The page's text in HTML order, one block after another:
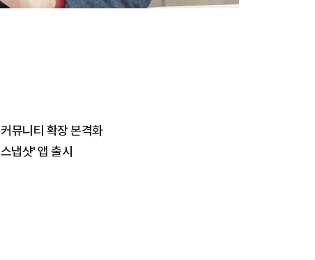
뮤니티 확장 본격화
냅샷' 앱 출시